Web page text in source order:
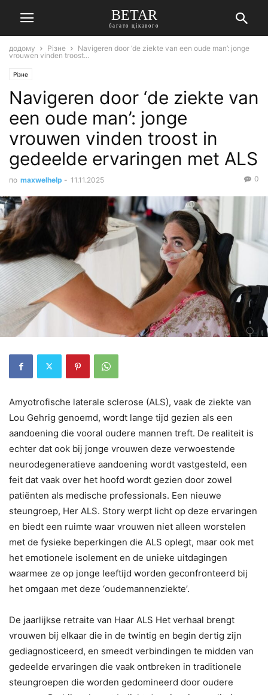
BETAR
багато цікавого
додому Різне
Navigeren door ‘de ziekte van een oude man’: jonge
vrouwen vinden troost...
Різне
Navigeren door ‘de ziekte van
een oude man’: jonge
vrouwen vinden troost in
gedeelde ervaringen met ALS
по maxwelhelp - 11.11.2025 0
Amyotrofische laterale sclerose (ALS), vaak de ziekte van
Lou Gehrig genoemd, wordt lange tijd gezien als een
aandoening die vooral oudere mannen treft. De realiteit is
echter dat ook bij jonge vrouwen deze verwoestende
neurodegeneratieve aandoening wordt vastgesteld, een
feit dat vaak over het hoofd wordt gezien door zowel
patiënten als medische professionals. Een nieuwe
steungroep, Her ALS. Story werpt licht op deze ervaringen
en biedt een ruimte waar vrouwen niet alleen worstelen
met de fysieke beperkingen die ALS oplegt, maar ook met
het emotionele isolement en de unieke uitdagingen
waarmee ze op jonge leeftijd worden geconfronteerd bij
het omgaan met deze ‘oudemannenziekte’.
De jaarlijkse retraite van Haar ALS Het verhaal brengt
vrouwen bij elkaar die in de twintig en begin dertig zijn
gediagnosticeerd, en smeedt verbindingen te midden van
gedeelde ervaringen die vaak ontbreken in traditionele
steungroepen die worden gedomineerd door oudere